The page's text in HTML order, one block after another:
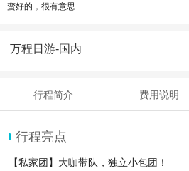
蛮好的，很有意思
万程日游-国内
行程简介 费用说明
行程亮点
【私家团】大咖带队，独立小包团！